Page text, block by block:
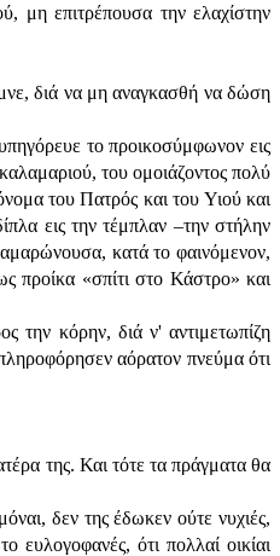
μη επιτρέπουσα την ελαχίστην
διά να μη αναγκασθή να δώση
το προικοσύμφωνον εις
του ομοιάζοντος πολύ
του Πατρός και του Υιού και
εις την τέμπλαν –την στήλην
κατά το φαινόμενον,
προίκα «σπίτι στο Κάστρο» και
την κόρην, διά ν' αντιμετωπίζη
αόρατον πνεύμα ότι
της. Και τότε τα πράγματα θα
δεν της έδωκεν ούτε νυχιές,
ευλογοφανές, ότι πολλαί οικίαι